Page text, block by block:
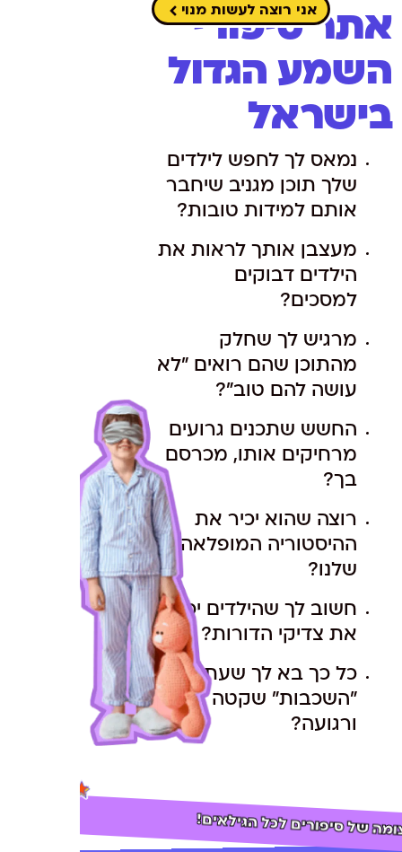
אני רוצה לעשות מנוי
אתר סיפורי
השמע הגדול
בישראל
נמאס לך לחפש לילדים
שלך תוכן מגניב שיחבר
אותם למידות טובות?
מעצבן אותך לראות את
הילדים דבוקים
למסכים?
מרגיש לך שחלק
מהתוכן שהם רואים "לא
עושה להם טוב"?
החשש שתכנים גרועים
מרחיקים אותו, מכרסם
בך?
רוצה שהוא יכיר את
ההיסטוריה המופלאה
שלנו?
חשוב לך שהילדים יכירו
את צדיקי הדורות?
כל כך בא לך שעת
"השכבות" שקטה
ורגועה?
של סיפורים לכל הגילאים!